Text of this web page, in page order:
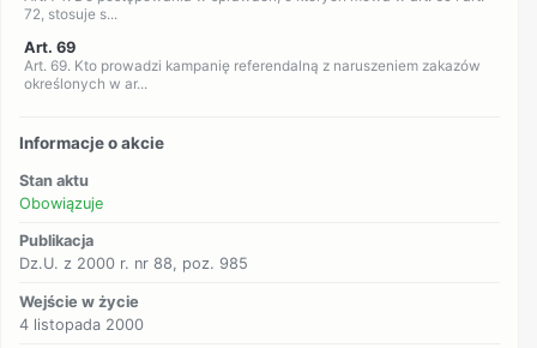
72, stosuje s...
Art. 69
Art. 69. Kto prowadzi kampanię referendalną z naruszeniem zakazów
określonych w ar...
Informacje o akcie
Stan aktu
Obowiązuje
Publikacja
Dz.U. z 2000 r. nr 88, poz. 985
Wejście w życie
4 listopada 2000